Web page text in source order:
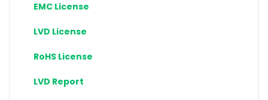
EMC License
LVD License
RoHS License
LVD Report